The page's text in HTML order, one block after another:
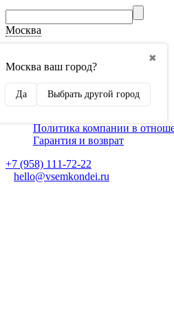
Москва
✖
Москва ваш город?
Да Выбрать другой город
Способы оплаты
Монтаж кондиционеров
Для партнеров
Политика компании в
Гарантия и возврат
+7 (958) 111-72-22
hello@vsemkondei.ru